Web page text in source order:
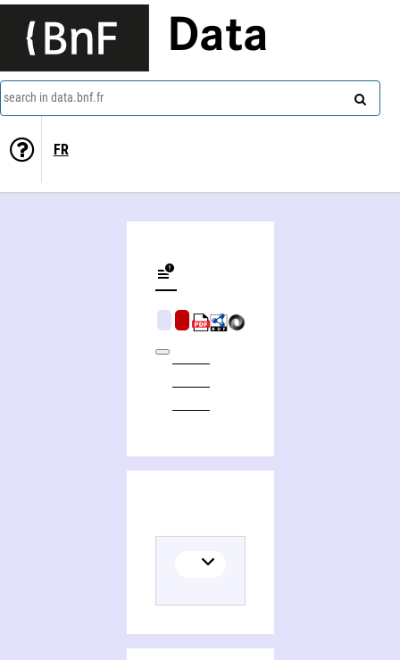
Data
search in data.bnf.fr
FR